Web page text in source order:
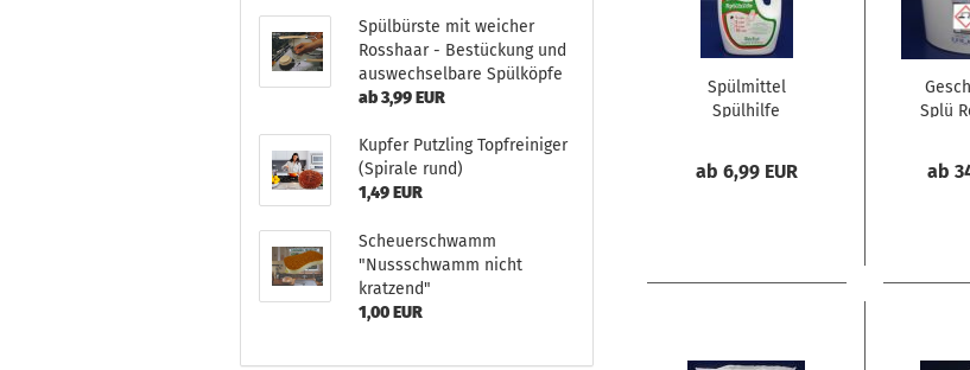
Spülmittel
Spülhilfe
ab 6,99 EUR
Splü
ab
Spülbürste mit weicher
Rosshaar - Bestückung und
auswechselbare Spülköpfe
ab 3,99 EUR
Kupfer Putzling Topfreiniger
(Spirale rund)
1,49 EUR
Scheuerschwamm
"Nussschwamm nicht
kratzend"
1,00 EUR